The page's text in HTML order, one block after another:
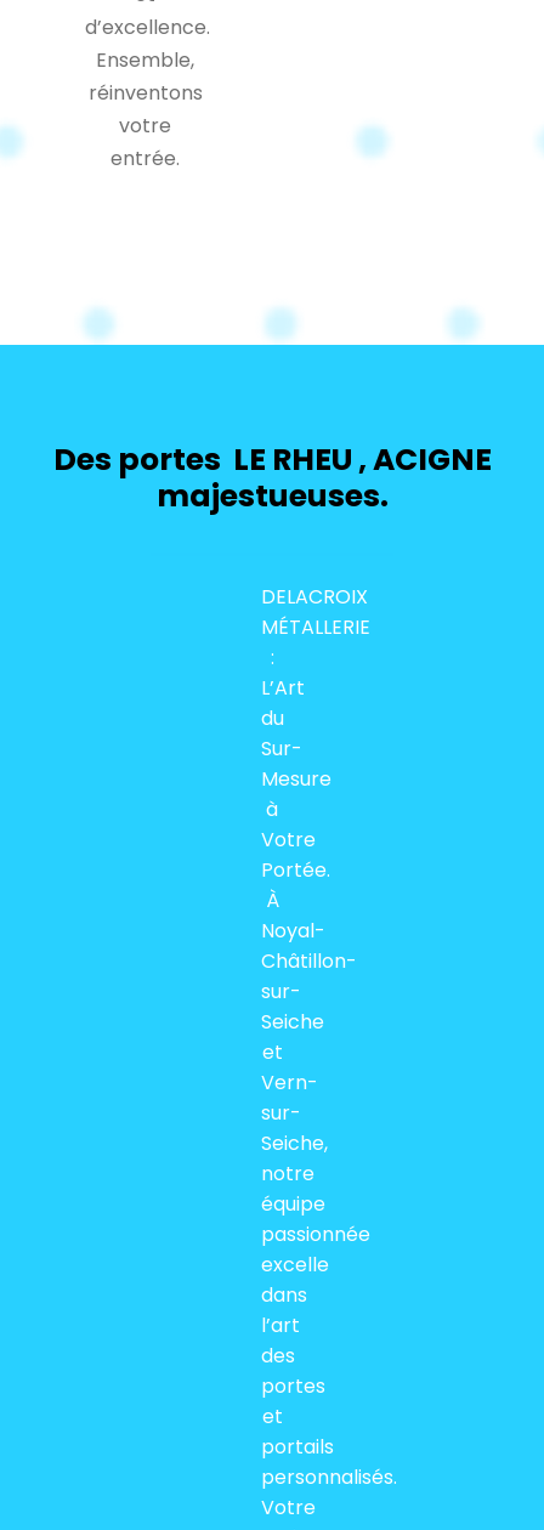
d’excellence.
Ensemble,
réinventons
votre
entrée.
Des portes LE RHEU , ACIGNE
majestueuses.
DELACROIX
MÉTALLERIE
:
L’Art
du
Sur-
Mesure
à
Votre
Portée.
À
Noyal-
Châtillon-
sur-
Seiche
et
Vern-
sur-
Seiche,
notre
équipe
passionnée
excelle
dans
l’art
des
portes
et
portails
personnalisés.
Votre